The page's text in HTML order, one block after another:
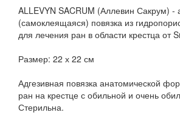
ALLEVYN SACRUM (Аллевин Сакрум) -
(самоклеящаяся) повязка из
для лечения ран в области крестца от
Размер: 22 х 22 см
Адгезивная повязка анатомической
ран на крестце с обильной и очень
Стерильна.